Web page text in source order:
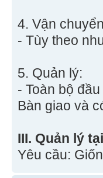
4. Vận
- Tùy theo
5. Quản lý:
- Toàn bộ
Bàn giao và
III. Quản lý
Yêu cầu: